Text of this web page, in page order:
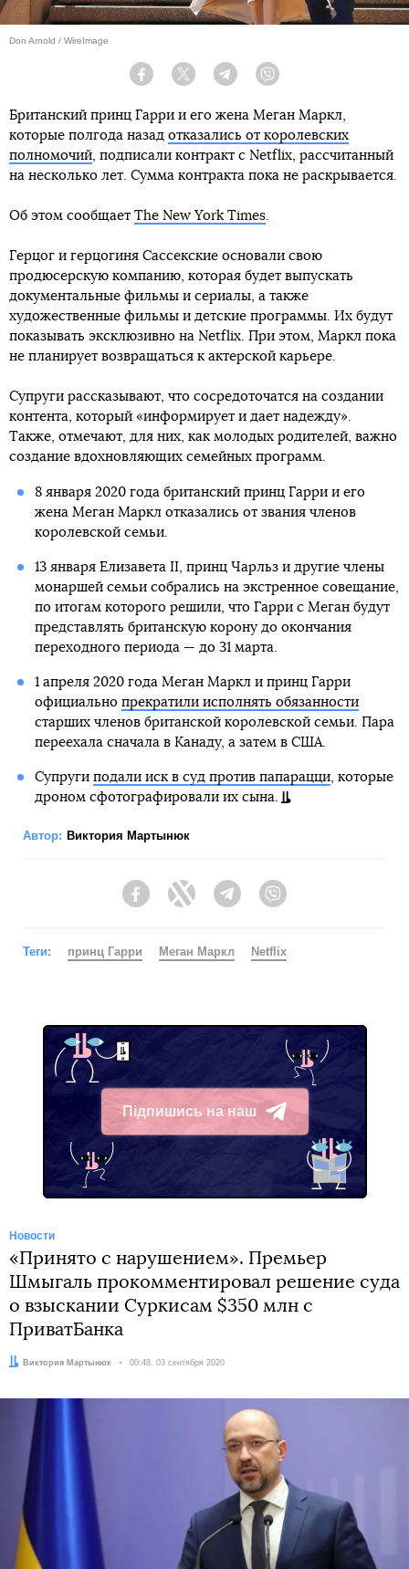
Don Arnold / WireImage
Facebook Twitter Telegram
Британский принц Гарри и его жена Меган Маркл,
которые полгода назад отказались от королевских
полномочий, подписали контракт с Netflix, рассчитанный
на несколько лет. Сумма контракта пока не раскрывается.
Об этом сообщает The New York Times.
Герцог и герцогиня Сассекские основали свою
продюсерскую компанию, которая будет выпускать
документальные фильмы и сериалы, а также
художественные фильмы и детские программы. Их будут
показывать эксклюзивно на Netflix. При этом, Маркл пока
не планирует возвращаться к актерской карьере.
Супруги рассказывают, что сосредоточатся на создании
контента, который «информирует и дает надежду».
Также, отмечают, для них, как молодых родителей, важно
создание вдохновляющих семейных программ.
8 января 2020 года британский принц Гарри и его
жена Меган Маркл отказались от звания членов
королевской семьи.
13 января Елизавета II, принц Чарльз и другие члены
монаршей семьи собрались на экстренное совещание,
по итогам которого решили, что Гарри с Меган будут
представлять британскую корону до окончания
переходного периода — до 31 марта.
1 апреля 2020 года Меган Маркл и принц Гарри
официально прекратили исполнять обязанности
старших членов британской королевской семьи. Пара
переехала сначала в Канаду, а затем в США.
Супруги подали иск в суд против папарацци, которые
дроном сфотографировали их сына.
Автор: Виктория Мартынюк
FacebookTwitter Telegram
Теги: принц Гарри Меган Маркл Netflix
Підпишись на наш
Telegram
Новости
«Принято с нарушением». Премьер
Шмыгаль прокомментировал решение суда
о взыскании Суркисам $350 млн с
ПриватБанка
Автор:Виктория Мартынюк Дата:
00:48, 03 сентября 2020